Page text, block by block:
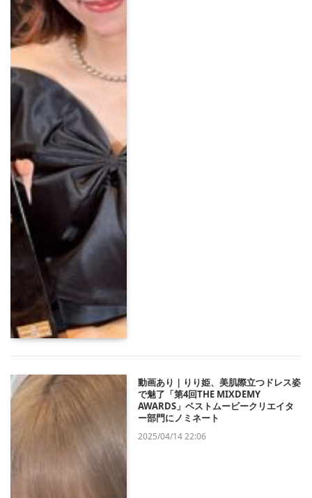
動画あり｜りり姫、美肌際立つドレス姿
で魅了「第4回THE MIXDEMY
AWARDS」ベストムービークリエイタ
ー部門にノミネート
2025/04/14 22:06